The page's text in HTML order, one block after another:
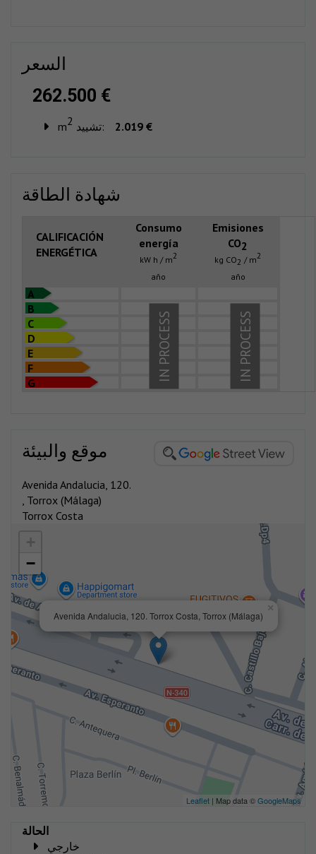
السعر
262.500 €
m2 تشييد: 2.019 €
شهادة الطاقة
CALIFICACIÓN
ENERGÉTICA
Consumo
energía
kW h / m2
año
Emisiones
CO2
kg CO2 / m2
año
A
B
C
D
E
F
G
IN PROCESS
IN PROCESS
موقع والبيئة
Avenida Andalucia, 120.
, Torrox (Málaga)
Torrox Costa
Avenida Andalucia, 120. Torrox Costa, Torrox (Málaga)
×
−
Leaflet | Map data ©GoogleMaps
الحالة
خارجي